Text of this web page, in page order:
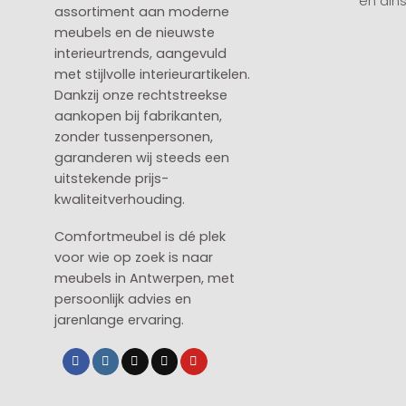
assortiment aan moderne
meubels en de nieuwste
interieurtrends, aangevuld
met stijlvolle interieurartikelen.
Dankzij onze rechtstreekse
aankopen bij fabrikanten,
zonder tussenpersonen,
garanderen wij steeds een
uitstekende prijs-
kwaliteitverhouding.
Comfortmeubel is dé plek
voor wie op zoek is naar
meubels in Antwerpen, met
persoonlijk advies en
jarenlange ervaring.